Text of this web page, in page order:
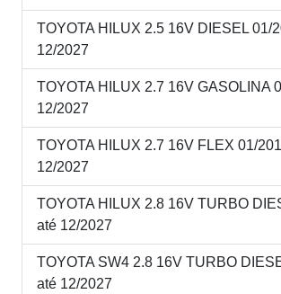
TOYOTA HILUX 2.5 16V DIESEL 01/
12/2027
TOYOTA HILUX 2.7 16V GASOLINA
12/2027
TOYOTA HILUX 2.7 16V FLEX 01/
12/2027
TOYOTA HILUX 2.8 16V TURBO
até 12/2027
TOYOTA SW4 2.8 16V TURBO
até 12/2027